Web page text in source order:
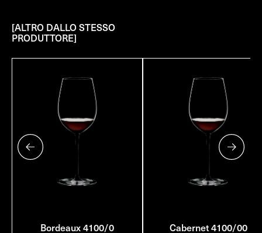
[ALTRO DALLO STESSO
PRODUTTORE]
Bordeaux 4100/0 Cabernet 4100/00